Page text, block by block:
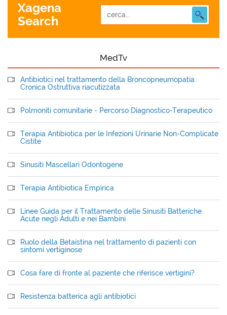
Xagena
Search
MedTv
Antibiotici nel trattamento della Broncopneumopatia
Cronica Ostruttiva riacutizzata
Polmoniti comunitarie - Percorso Diagnostico-Terapeutico
Terapia Antibiotica per le Infezioni Urinarie Non-Complicate
Cistite
Sinusiti Mascellari Odontogene
Terapia Antibiotica Empirica
Linee Guida per il Trattamento delle Sinusiti Batteriche
Acute negli Adulti e nei Bambini
Ruolo della Betaistina nel trattamento di pazienti con
sintomi vertiginose
Cosa fare di fronte al paziente che riferisce vertigini?
Resistenza batterica agli antibiotici